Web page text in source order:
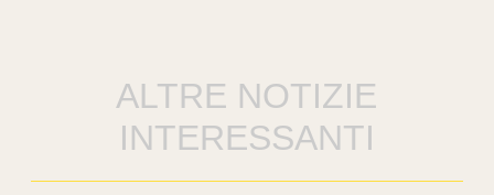
ALTRE NOTIZIE
INTERESSANTI